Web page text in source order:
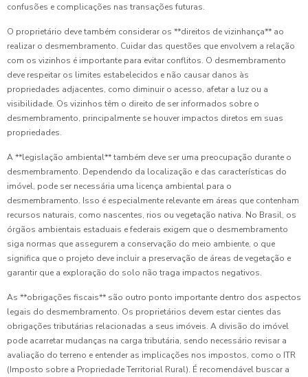
confusões e complicações nas transações futuras.
O proprietário deve também considerar os **direitos de vizinhança** ao
realizar o desmembramento. Cuidar das questões que envolvem a relação
com os vizinhos é importante para evitar conflitos. O desmembramento
deve respeitar os limites estabelecidos e não causar danos às
propriedades adjacentes, como diminuir o acesso, afetar a luz ou a
visibilidade. Os vizinhos têm o direito de ser informados sobre o
desmembramento, principalmente se houver impactos diretos em suas
propriedades.
A **legislação ambiental** também deve ser uma preocupação durante o
desmembramento. Dependendo da localização e das características do
imóvel, pode ser necessária uma licença ambiental para o
desmembramento. Isso é especialmente relevante em áreas que contenham
recursos naturais, como nascentes, rios ou vegetação nativa. No Brasil, os
órgãos ambientais estaduais e federais exigem que o desmembramento
siga normas que assegurem a conservação do meio ambiente, o que
significa que o projeto deve incluir a preservação de áreas de vegetação e
garantir que a exploração do solo não traga impactos negativos.
As **obrigações fiscais** são outro ponto importante dentro dos aspectos
legais do desmembramento. Os proprietários devem estar cientes das
obrigações tributárias relacionadas a seus imóveis. A divisão do imóvel
pode acarretar mudanças na carga tributária, sendo necessário revisar a
avaliação do terreno e entender as implicações nos impostos, como o ITR
(Imposto sobre a Propriedade Territorial Rural). É recomendável buscar a